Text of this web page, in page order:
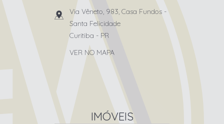
Via Vêneto, 983, Casa Fundos -
Santa Felicidade
Curitiba - PR
VER NO MAPA
IMÓVEIS